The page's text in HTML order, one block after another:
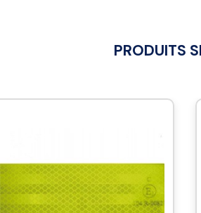
PRODUITS